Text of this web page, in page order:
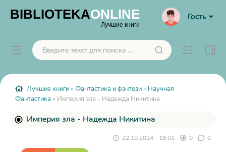
BIBLIOTEKAONLINE
Лучшие книги
Гость
Лучшие книги » Фантастика и фэнтези » Научная
Фантастика » Империя зла - Надежда Никитина
Империя зла - Надежда Никитина
22.10.2024 - 18:01 0 0